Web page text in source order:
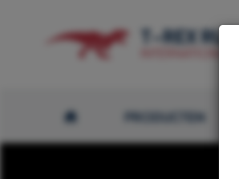
PRODUCTEN